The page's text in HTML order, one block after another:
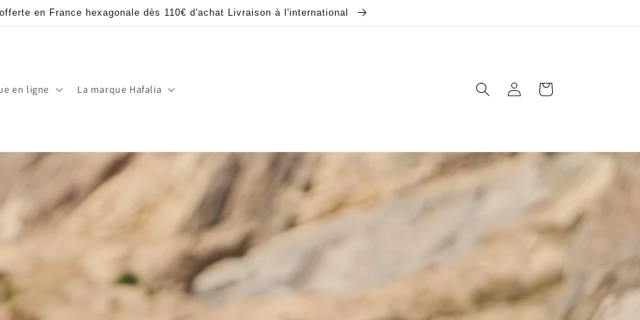
en France hexagonale dès 110€ d'achat Livraison à l'international
en ligne La marque Hafalia Connexion Panier